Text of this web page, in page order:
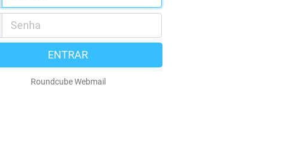
ENTRAR
Roundcube Webmail